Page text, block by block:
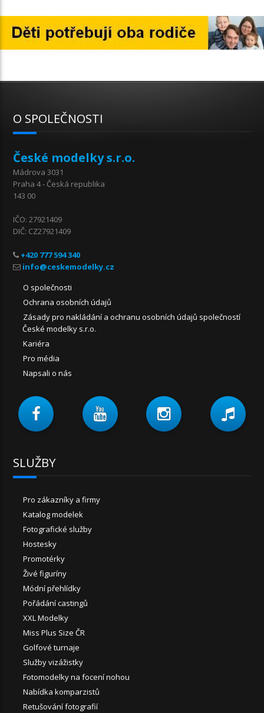
O SPOLEČNOSTI
České modelky s.r.o.
Mádrova 3031
Praha 4 - Česká republika
143 00
IČO: 27921409
DIČ: CZ27921409
+420 777 594 340
O společnosti
Ochrana osobních údajů
Zásady pro nakládání a ochranu osobních údajů společností
České modelky s.r.o.
Kariéra
Pro média
Napsali o nás
SLUŽBY
Pro zákazníky a firmy
Katalog modelek
Fotografické služby
Hostesky
Promotérky
Živé figuríny
Módní přehlídky
Pořádání castingů
XXL Modelky
Miss Plus Size ČR
Golfové turnaje
Služby vizážistky
Fotomodelky na focení nohou
Nabídka komparzistů
Retušování fotografií